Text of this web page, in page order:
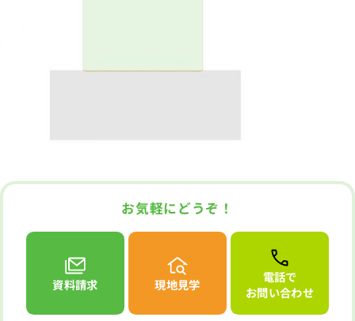
お気軽にどうぞ！
資料請求 現地見学
電話で
お問い合わせ